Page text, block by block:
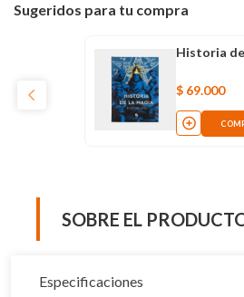
Sugeridos para tu compra
Historia
$ 69.000
SOBRE EL
Especificaciones